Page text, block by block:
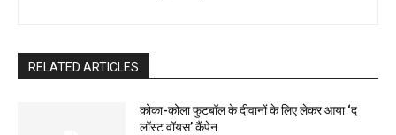
RELATED ARTICLES
कोका-कोला फुटबॉल के दीवानों के लिए लेकर आया ‘द
लॉस्‍ट वॉयस’ कैंपेन